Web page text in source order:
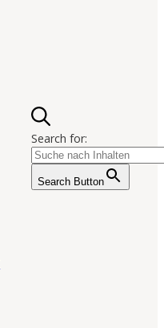
Search for:
Search Button